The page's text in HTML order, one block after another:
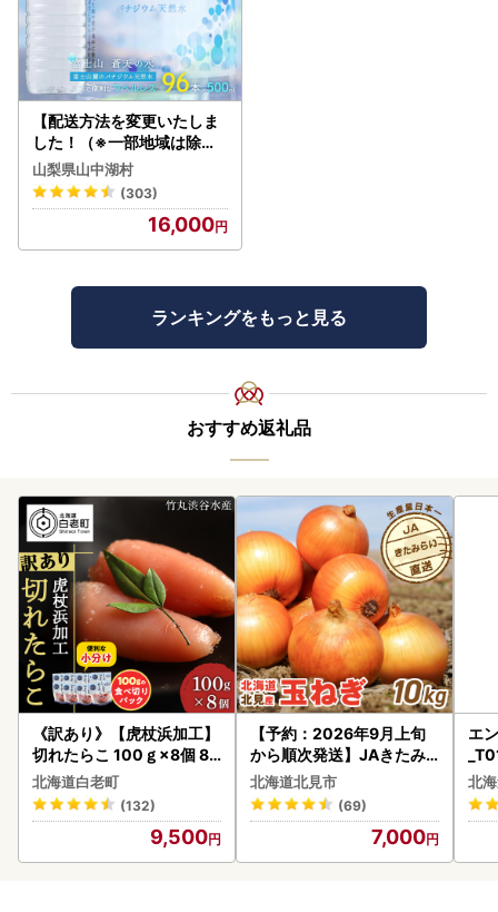
【配送方法を変更いたしま
した！（※一部地域は除く
）】＜ラベルレス＞富士山
蒼天の水 500ml×96本（４
ケース）YC001
山梨県山中湖村
(303)
16,000
ランキングをもっと見る
おすすめ返礼品
《訳あり》【虎杖浜加工】
切れたらこ 100ｇ×8個 80
0g AK081
北海道白老町
(132)
9,500
【予約：2026年9月上旬
から順次発送】JAきたみ
らい産 玉ねぎ Lサイズ 10k
g ( タマネギ たまねぎ 野菜
)【210-0003-2026】
北海道北見市
(69)
7,000
エ
北